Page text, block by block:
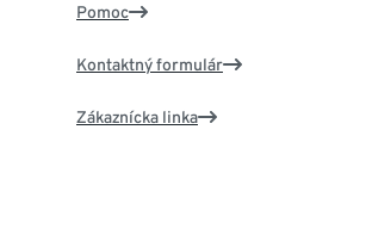
Pomoc
Kontaktný formulár
Zákaznícka linka